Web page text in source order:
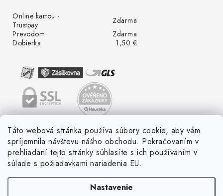
Táto webová stránka používa súbory cookie, aby vám
spríjemnila návštevu nášho obchodu. Pokračovaním v
prehliadaní tejto stránky súhlasíte s ich používaním v
súlade s požiadavkami nariadenia EU.
Nastavenie
Online kartou -
Trustpay
Zdarma
Prevodom
Zdarma
Dobierka
1,50 €